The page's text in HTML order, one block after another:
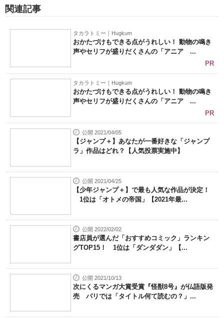
関連記事
タカラトミー｜Hugkum
おかたづけもできる点がうれしい！ 動物の鳴き
声やセリフが盛りだくさんの「アニア ...
PR
タカラトミー｜Hugkum
おかたづけもできる点がうれしい！ 動物の鳴き
声やセリフが盛りだくさんの「アニア ...
PR
公開 2021/04/05
【ジャンプ＋】あなたが一番好きな「ジャンプ
ラ」作品はどれ？【人気投票実施中】
公開 2021/04/25
【少年ジャンプ＋】で最も人気な作品が決定！
1位は「オトメの帝国」【2021年最...
公開 2022/02/02
書店員が選んだ「おすすめコミック」ランキン
グTOP15！ 1位は「ダンダダン」【...
公開 2021/10/13
次にくるマンガ大賞受賞『怪獣8号』が仏語版発
売 パリでは「タイトル何て読むの？」...